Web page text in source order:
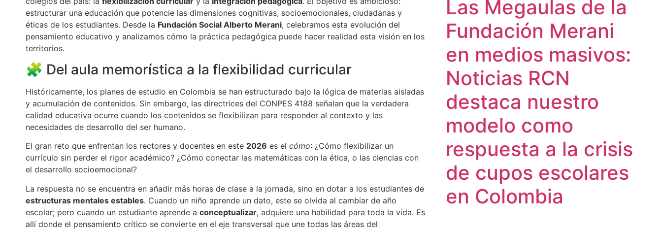
estructurar una educación que potencie las dimensiones cognitivas, socioemocionales, ciudadanas y
éticas de los estudiantes. Desde la Fundación Social Alberto Merani, celebramos esta evolución del
pensamiento educativo y analizamos cómo la práctica pedagógica puede hacer realidad esta visión en los
territorios.
🧩 Del aula memorística a la flexibilidad curricular
Históricamente, los planes de estudio en Colombia se han estructurado bajo la lógica de materias aisladas
y acumulación de contenidos. Sin embargo, las directrices del CONPES 4188 señalan que la verdadera
calidad educativa ocurre cuando los contenidos se flexibilizan para responder al contexto y las
necesidades de desarrollo del ser humano.
El gran reto que enfrentan los rectores y docentes en este 2026 es el cómo: ¿Cómo flexibilizar un
currículo sin perder el rigor académico? ¿Cómo conectar las matemáticas con la ética, o las ciencias con
el desarrollo socioemocional?
La respuesta no se encuentra en añadir más horas de clase a la jornada, sino en dotar a los estudiantes de
estructuras mentales estables. Cuando un niño aprende un dato, este se olvida al cambiar de año
escolar; pero cuando un estudiante aprende a conceptualizar, adquiere una habilidad para toda la vida. Es
allí donde el pensamiento crítico se convierte en el eje transversal que une todas las áreas del
Las Megaulas de la
Fundación Merani
en medios masivos:
Noticias RCN
destaca nuestro
modelo como
respuesta a la crisis
de cupos escolares
en Colombia